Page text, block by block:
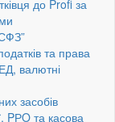
до Profi за
та права
валютні
засобів
PРO та касова